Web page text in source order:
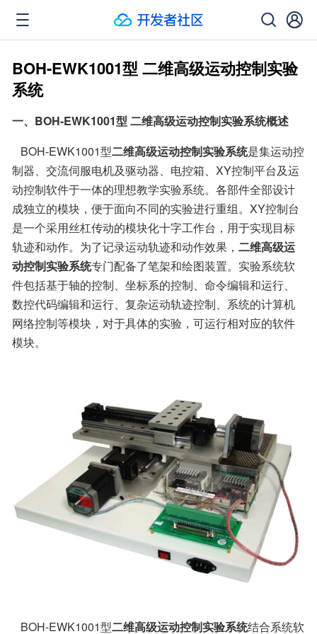
BOH-EWK1001型 二维高级运动控制实验
系统
一、BOH-EWK1001型 二维高级运动控制实验系统概述
BOH-EWK1001型二维高级运动控制实验系统是集运动控
制器、交流伺服电机及驱动器、电控箱、XY控制平台及运
动控制软件于一体的理想教学实验系统。各部件全部设计
成独立的模块，便于面向不同的实验进行重组。XY控制台
是一个采用丝杠传动的模块化十字工作台，用于实现目标
轨迹和动作。为了记录运动轨迹和动作效果， 二维高级运
动控制实验系统专门配备了笔架和绘图装置。实验系统软
件包括基于轴的控制、坐标系的控制、命令编辑和运行、
数控代码编辑和运行、复杂运动轨迹控制、系统的计算机
网络控制等模块，对于具体的实验，可运行相对应的软件
模块。
BOH-EWK1001型二维高级运动控制实验系统结合系统软